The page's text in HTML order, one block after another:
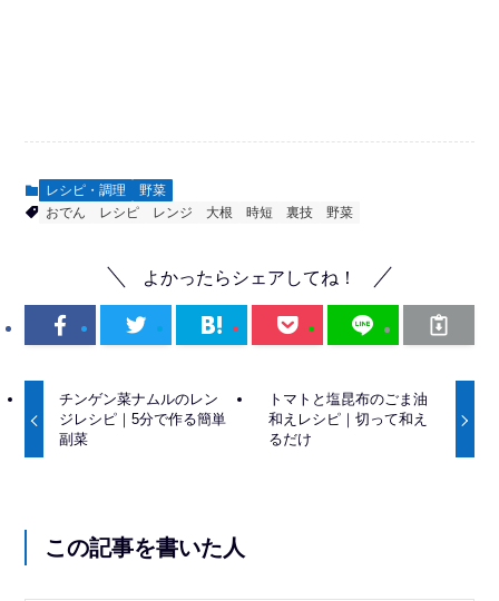
レシピ・調理
野菜
おでん
レシピ レンジ 大根 時短 裏技 野菜
よかったらシェアしてね！
チンゲン菜ナムルのレン
ジレシピ｜5分で作る簡単
副菜
トマトと塩昆布のごま油
和えレシピ｜切って和え
るだけ
この記事を書いた人